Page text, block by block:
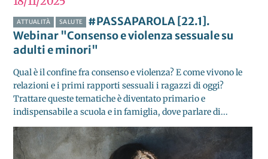
ATTUALITÀ SALUTE
#PASSAPAROLA [22.1].
Webinar "Consenso e violenza sessuale su
adulti e minori"
Qual è il confine fra consenso e violenza? E come vivono le
relazioni e i primi rapporti sessuali i ragazzi di oggi?
Trattare queste tematiche è diventato primario e
indispensabile a scuola e in famiglia, dove parlare di...